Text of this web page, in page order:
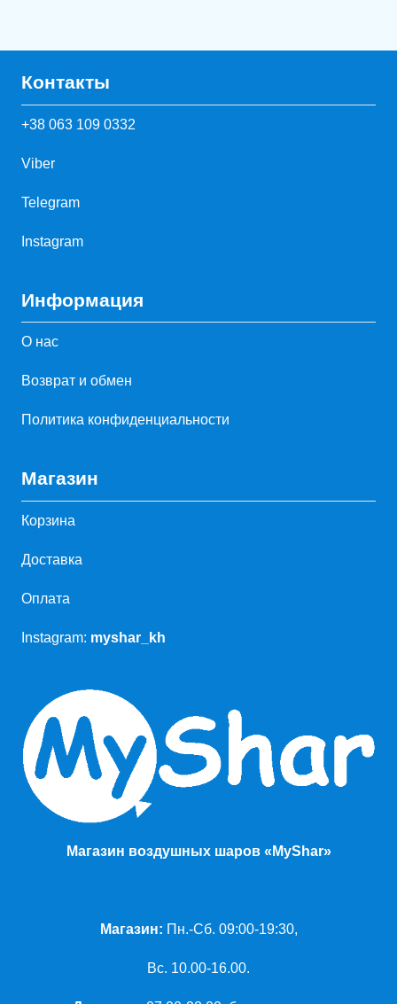
Контакты
+38 063 109 0332
Viber
Telegram
Instagram
Информация
О нас
Возврат и обмен
Политика конфиденциальности
Магазин
Корзина
Доставка
Оплата
Instagram: myshar_kh
Магазин воздушных шаров «MyShar»
Магазин: Пн.-Сб. 09:00-19:30,
Вс. 10.00-16.00.